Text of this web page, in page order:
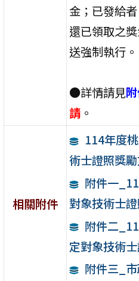
金；已發給
還已領取之
送強制執行。
●詳情請見
請 。
相關附件
114年度
術士證照獎
附件一
對象技術士
附件二
定對象技術
附件三_